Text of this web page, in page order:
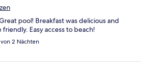
pool! Breakfast was delicious and
Easy access to beach!
2 Nächten